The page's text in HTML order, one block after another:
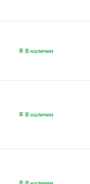
В наличии
В наличии